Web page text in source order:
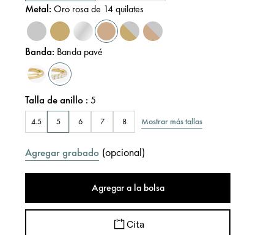
Metal:Oro rosa de 14 quilates
Banda: Banda pavé
Talla de anillo :5
4.5 5 6 7 8 Mostrar más tallas
Agregar grabado (opcional)
Agregar a la bolsa
Cita